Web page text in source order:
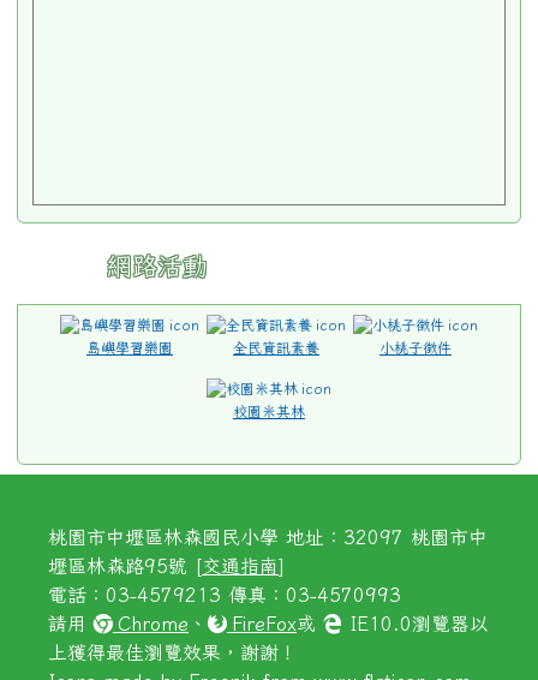
網路活動
島嶼學習樂園 全民資訊素養 小桃子徵件
校園米其林
桃園市中壢區林森國民小學 地址：32097 桃園市中
壢區林森路95號 [交通指南]
電話：03-4579213 傳真：03-4570993
請用
Chrome 、 FireFox或
IE10.0瀏覽器以
上獲得最佳瀏覽效果，謝謝！